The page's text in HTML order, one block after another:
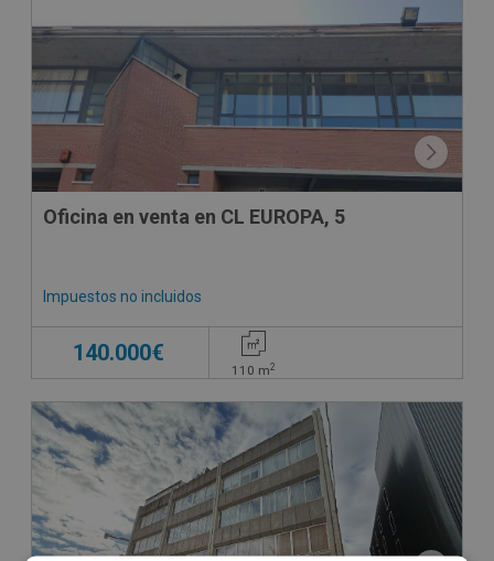
Oficina en venta en CL EUROPA, 5
Impuestos no incluidos
140.000€
110 m2
DECO VIRTUAL